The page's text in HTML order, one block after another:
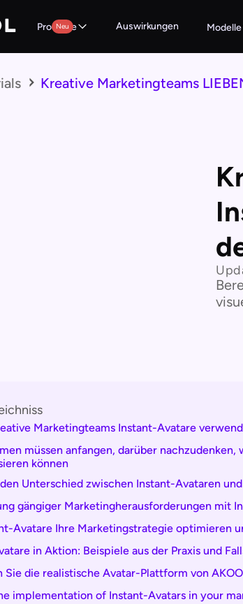
Produkte
Neu Auswirkungen Modelle
Kreative Marketingteams
Marketingteams Instant-Avatare
müssen anfangen, darüber nachzudenken,
können
Unterschied zwischen Instant-Avataren
gängiger Marketingherausforderungen mit
Avatare Ihre Marketingstrategie optimieren
in Aktion: Beispiele aus der Praxis und
Sie die realistische Avatar-Plattform von
implementation of Instant-Avatars in your